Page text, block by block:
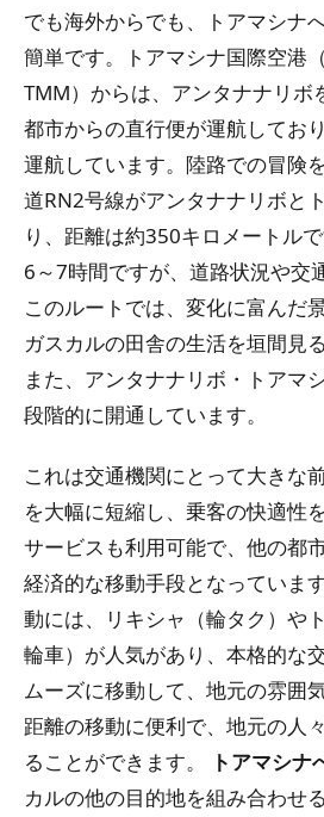
でも海外からでも、トアマシナ
簡単です。トアマシナ国際空港
TMM）からは、アンタナナリボ
都市からの直行便が運航してお
運航しています。陸路での冒険
道RN2号線がアンタナナリボと
り、距離は約350キロメートル
6～7時間ですが、道路状況や交
このルートでは、変化に富んだ
ガスカルの田舎の生活を垣間見
また、アンタナナリボ・トアマ
段階的に開通しています。
これは交通機関にとって大きな
を大幅に短縮し、乗客の快適性
サービスも利用可能で、他の都
経済的な移動手段となっていま
動には、リキシャ（輪タク）や
輪車）が人気があり、本格的な
ムーズに移動して、地元の雰囲
距離の移動に便利で、地元の人
ることができます。
トアマシナ
カルの他の目的地を組み合わせ